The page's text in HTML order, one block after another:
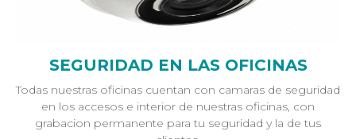
SEGURIDAD EN LAS OFICINAS
Todas nuestras oficinas cuentan con camaras de seguridad
en los accesos e interior de nuestras oficinas, con
grabacion permanente para tu seguridad y la de tus